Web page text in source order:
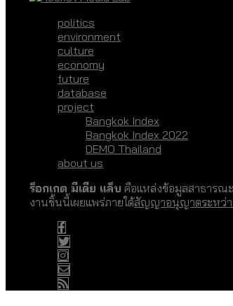
politics
environment
culture
economy
future
database
project
Bangkok Index
Bangkok Index 2022
DEMO Thailand
about us
ร็อกเกต มีเดีย แล็บ คือแหล่งข้อมูลสาธารณ
งานชิ้นนี้เผยแพร่ภายใต้สัญญาอนุญาตระหว่า